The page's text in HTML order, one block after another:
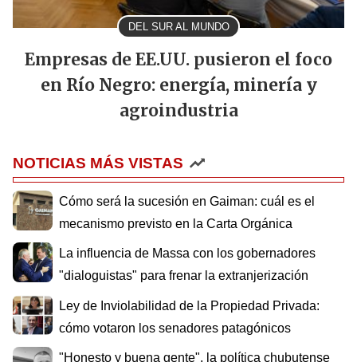
DEL SUR AL MUNDO
Empresas de EE.UU. pusieron el foco
en Río Negro: energía, minería y
agroindustria
NOTICIAS MÁS VISTAS
Cómo será la sucesión en Gaiman: cuál es el
mecanismo previsto en la Carta Orgánica
La influencia de Massa con los gobernadores
"dialoguistas" para frenar la extranjerización
Ley de Inviolabilidad de la Propiedad Privada:
cómo votaron los senadores patagónicos
"Honesto y buena gente", la política chubutense